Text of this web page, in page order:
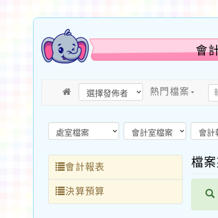
會
熱門檔案
會計報表
決算預算
檔